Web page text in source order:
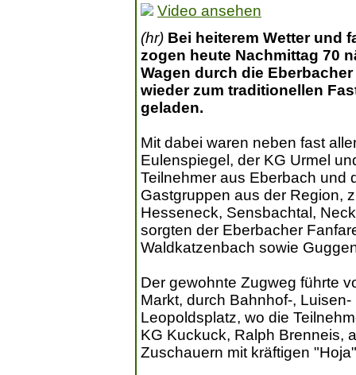
Video ansehen
(hr) Bei heiterem Wetter und
zogen heute Nachmittag 70
Wagen durch die
wieder zum traditionellen
geladen.
Mit dabei waren neben fast
Eulenspiegel, der KG Urmel
Teilnehmer aus Eberbach und
Gastgruppen aus der Region,
Hesseneck, Sensbachtal,
sorgten der Eberbacher
Waldkatzenbach sowie
Der gewohnte Zugweg führte
Markt, durch Bahnhof-,
Leopoldsplatz, wo die
KG Kuckuck, Ralph Brenneis,
Zuschauern mit kräftigen